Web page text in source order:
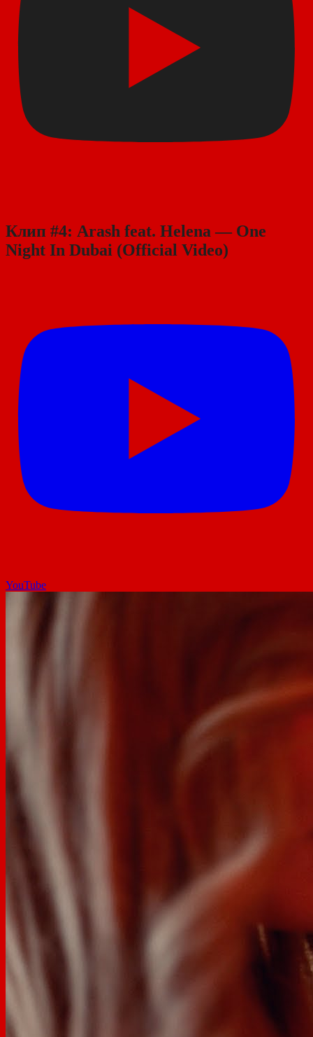
Клип #4: Arash feat. Helena — One
Night In Dubai (Official Video)
YouTube